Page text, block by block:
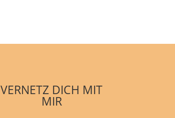
VERNETZ DICH MIT
MIR